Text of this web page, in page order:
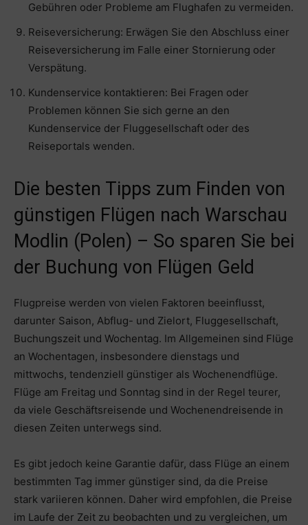
Gebühren oder Probleme am Flughafen zu vermeiden.
Reiseversicherung: Erwägen Sie den Abschluss einer
Reiseversicherung im Falle einer Stornierung oder
Verspätung.
Kundenservice kontaktieren: Bei Fragen oder
Problemen können Sie sich gerne an den
Kundenservice der Fluggesellschaft oder des
Reiseportals wenden.
Die besten Tipps zum Finden von
günstigen Flügen nach Warschau
Modlin (Polen) – So sparen Sie bei
der Buchung von Flügen Geld
Flugpreise werden von vielen Faktoren beeinflusst,
darunter Saison, Abflug- und Zielort, Fluggesellschaft,
Buchungszeit und Wochentag. Im Allgemeinen sind Flüge
an Wochentagen, insbesondere dienstags und
mittwochs, tendenziell günstiger als Wochenendflüge.
Flüge am Freitag und Sonntag sind in der Regel teurer,
da viele Geschäftsreisende und Wochenendreisende in
diesen Zeiten unterwegs sind.
Es gibt jedoch keine Garantie dafür, dass Flüge an einem
bestimmten Tag immer günstiger sind, da die Preise
stark variieren können. Daher wird empfohlen, die Preise
im Laufe der Zeit zu beobachten und zu vergleichen, um